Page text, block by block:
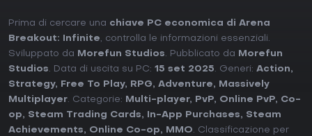
Prima di cercare una chiave PC economica di Arena
Breakout: Infinite, controlla le informazioni essenziali.
Sviluppato da
Morefun Studios. Pubblicato da
Morefun
Studios. Data di uscita su PC: 15 set 2025. Generi: Action,
Strategy, Free To Play, RPG, Adventure,
Massively
Multiplayer. Categorie: Multi-player, PvP, Online PvP, Co-
op, Steam Trading Cards, In-App Purchases, Steam
Achievements, Online Co-op, MMO. Classificazione per